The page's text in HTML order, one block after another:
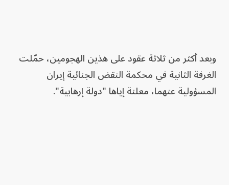
وبعد أكثر من ثلاثة عقود على هذين الهجومين، حمّلت
الغرفة الثانية في محكمة النقض الجنائية إيران
المسؤولية عنهما، معلنة إياها "دولة إرهابية".